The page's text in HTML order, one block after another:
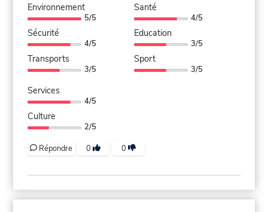
Environnement
5/5
Sécurité
4/5
Transports
3/5
Santé
4/5
Education
3/5
Sport
3/5
Services
4/5
Culture
2/5
Répondre 0 0